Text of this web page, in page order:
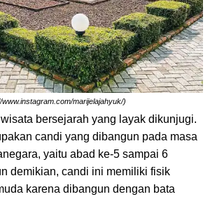
marijelajahyuk/)
bersejarah yang layak dikunjugi.
candi yang dibangun pada masa
yaitu abad ke-5 sampai 6
demikian, candi ini memiliki fisik
karena dibangun dengan bata